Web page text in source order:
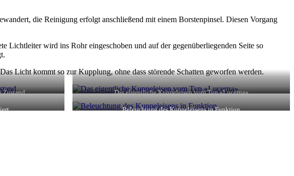
die Reinigung erfolgt anschließend mit einem Borstenpinsel. Diesen Vorgang
Lichtleiter wird ins Rohr eingeschoben und auf der gegenüberliegenden Seite so
Licht kommt so zur Kupplung, ohne dass störende Schatten geworfen werden.
Zustand Das eigentliche Kuppeleisen vom Typ «Lucerna»
Beleuchtung des Kuppeleisens in Funktion